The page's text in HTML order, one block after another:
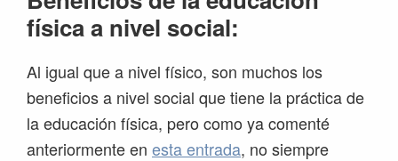
física a nivel social:
Al igual que a nivel físico, son muchos los
beneficios a nivel social que tiene la práctica de
la educación física, pero como ya comenté
anteriormente en esta entrada, no siempre